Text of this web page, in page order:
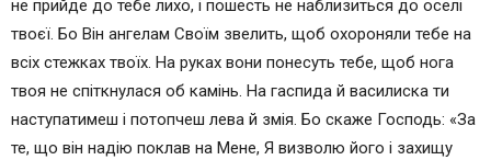
не прийде до тебе лихо, і пошесть не наблизиться до оселі
твоєї. Бо Він ангелам Своїм звелить, щоб охороняли тебе на
всіх стежках твоїх. На руках вони понесуть тебе, щоб нога
твоя не спіткнулася об камінь. На гаспида й василиска ти
наступатимеш і потопчеш лева й змія. Бо скаже Господь: «За
те, що він надію поклав на Мене, Я визволю його і захищу